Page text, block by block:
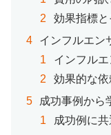
効果指標
インフルエン
インフル
効果的な
成功事例から
成功例に